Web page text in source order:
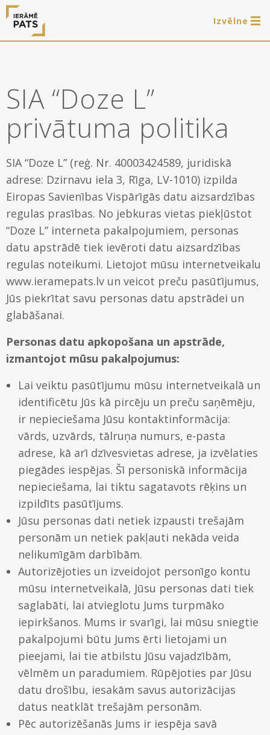
Izvēlne
Piedāvājam
Ierāmēšanas darbus
Arti Teq gleznu piekāršanas sistēmas
Iznomājam gleznu rāmjus fotosesijām
E-veikals
Akcijas
Gatavie koka rāmji
Gatavie metāla rāmji
Gleznu piekāršanas sistēmas
Koka rāmji
Metāla rāmji
Ovālie rāmji
Paveiktais
Noderīgi
Rāmji
Stikls
Uzstādīšana – video
Kā iepirkties
Par mums
Kontakti
Piegāde un apmaksa
SIA “Doze L”
privātuma politika
SIA “Doze L” (reģ. Nr. 40003424589, juridiskā
adrese: Dzirnavu iela 3, Rīga, LV-1010) izpilda
Eiropas Savienības Vispārīgās datu aizsardzības
regulas prasības. No jebkuras vietas piekļūstot
“Doze L” interneta pakalpojumiem, personas
datu apstrādē tiek ievēroti datu aizsardzības
regulas noteikumi. Lietojot mūsu internetveikalu
www.ieramepats.lv un veicot preču pasūtījumus,
Jūs piekrītat savu personas datu apstrādei un
glabāšanai.
Personas datu apkopošana un apstrāde,
izmantojot mūsu pakalpojumus:
Lai veiktu pasūtījumu mūsu internetveikalā un
identificētu Jūs kā pircēju un preču saņēmēju,
ir nepieciešama Jūsu kontaktinformācija:
vārds, uzvārds, tālruņa numurs, e-pasta
adrese, kā arī dzīvesvietas adrese, ja izvēlaties
piegādes iespējas. Šī personiskā informācija
nepieciešama, lai tiktu sagatavots rēķins un
izpildīts pasūtījums.
Jūsu personas dati netiek izpausti trešajām
personām un netiek pakļauti nekāda veida
nelikumīgām darbībām.
Autorizējoties un izveidojot personīgo kontu
mūsu internetveikalā, Jūsu personas dati tiek
saglabāti, lai atvieglotu Jums turpmāko
iepirkšanos. Mums ir svarīgi, lai mūsu sniegtie
pakalpojumi būtu Jums ērti lietojami un
pieejami, lai tie atbilstu Jūsu vajadzībām,
vēlmēm un paradumiem. Rūpējoties par Jūsu
datu drošību, iesakām savus autorizācijas
datus neatklāt trešajām personām.
Pēc autorizēšanās Jums ir iespēja savā